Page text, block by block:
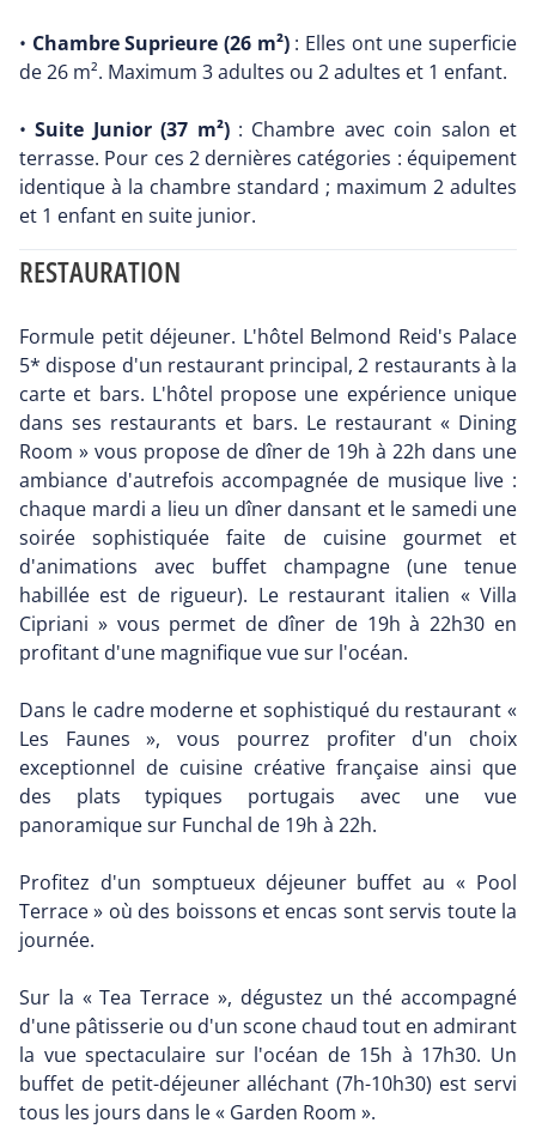
• Chambre Suprieure (26 m²): Elles ont une superficie
de 26 m². Maximum 3 adultes ou 2 adultes et 1 enfant.
•Suite Junior (37 m²): Chambre avec coin salon et
terrasse. Pour ces 2 dernières catégories : équipement
identique à la chambre standard ; maximum 2 adultes
et 1 enfant en suite junior.
RESTAURATION
Formule petit déjeuner. L'hôtel Belmond Reid's Palace
5* dispose d'un restaurant principal, 2 restaurants à la
carte et bars. L'hôtel propose une expérience unique
dans ses restaurants et bars. Le restaurant « Dining
Room » vous propose de dîner de 19h à 22h dans une
ambiance d'autrefois accompagnée de musique live :
chaque mardi a lieu un dîner dansant et le samedi une
soirée sophistiquée faite de cuisine gourmet et
d'animations avec buffet champagne (une tenue
habillée est de rigueur). Le restaurant italien « Villa
Cipriani » vous permet de dîner de 19h à 22h30 en
profitant d'une magnifique vue sur l'océan.
Dans le cadre moderne et sophistiqué du restaurant «
Les Faunes », vous pourrez profiter d'un choix
exceptionnel de cuisine créative française ainsi que
des plats typiques portugais avec une vue
panoramique sur Funchal de 19h à 22h.
Profitez d'un somptueux déjeuner buffet au « Pool
Terrace » où des boissons et encas sont servis toute la
journée.
Sur la « Tea Terrace », dégustez un thé accompagné
d'une pâtisserie ou d'un scone chaud tout en admirant
la vue spectaculaire sur l'océan de 15h à 17h30. Un
buffet de petit-déjeuner alléchant (7h-10h30) est servi
tous les jours dans le « Garden Room ».